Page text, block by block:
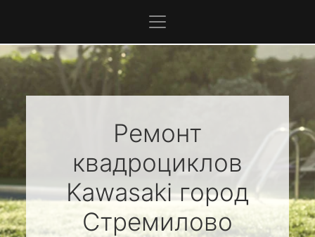
Ремонт
квадроциклов
Kawasakiгород
Стремилово